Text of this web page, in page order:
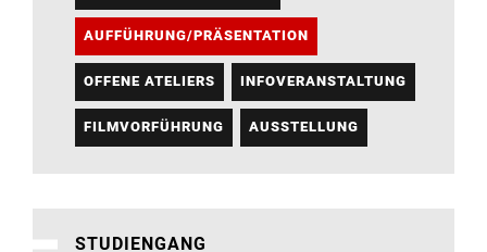
AUFFÜHRUNG/PRÄSENTATION
OFFENE ATELIERS INFOVERANSTALTUNG
FILMVORFÜHRUNG AUSSTELLUNG
STUDIENGANG